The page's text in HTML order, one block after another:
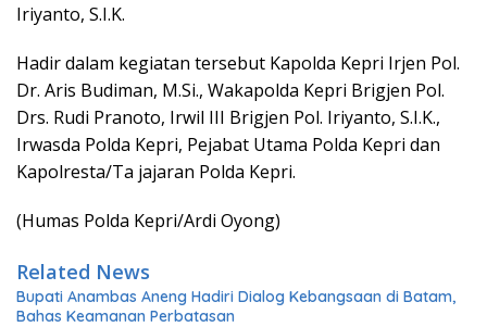
Iriyanto, S.I.K.
Hadir dalam kegiatan tersebut Kapolda Kepri Irjen Pol.
Dr. Aris Budiman, M.Si., Wakapolda Kepri Brigjen Pol.
Drs. Rudi Pranoto, Irwil III Brigjen Pol. Iriyanto, S.I.K.,
Irwasda Polda Kepri, Pejabat Utama Polda Kepri dan
Kapolresta/Ta jajaran Polda Kepri.
(Humas Polda Kepri/Ardi Oyong)
Related News
Bupati Anambas Aneng Hadiri Dialog Kebangsaan di Batam,
Bahas Keamanan Perbatasan